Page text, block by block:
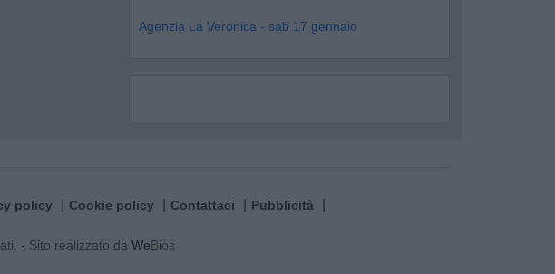
Agenzia La Veronica - sab 17 gennaio
policy Cookie policy Contattaci Pubblicità
- Sito realizzato da WeBios